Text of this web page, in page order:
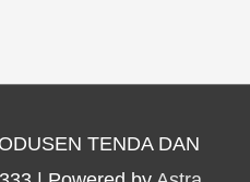
TENDA DAN